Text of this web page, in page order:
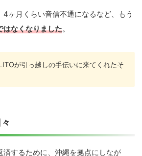
ヶ月くらい音信不通になるなど、もう
はなくなりました。
が引っ越しの手伝いに来てくれたそ
済するために、沖縄を拠点にしなが